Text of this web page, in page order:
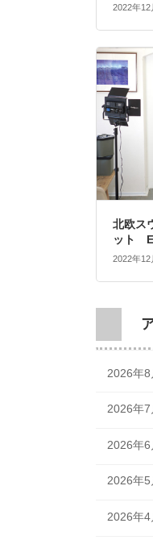
2022年12
北欧ス
ット
2022年12
2026年
2026年
2026年
2026年
2026年